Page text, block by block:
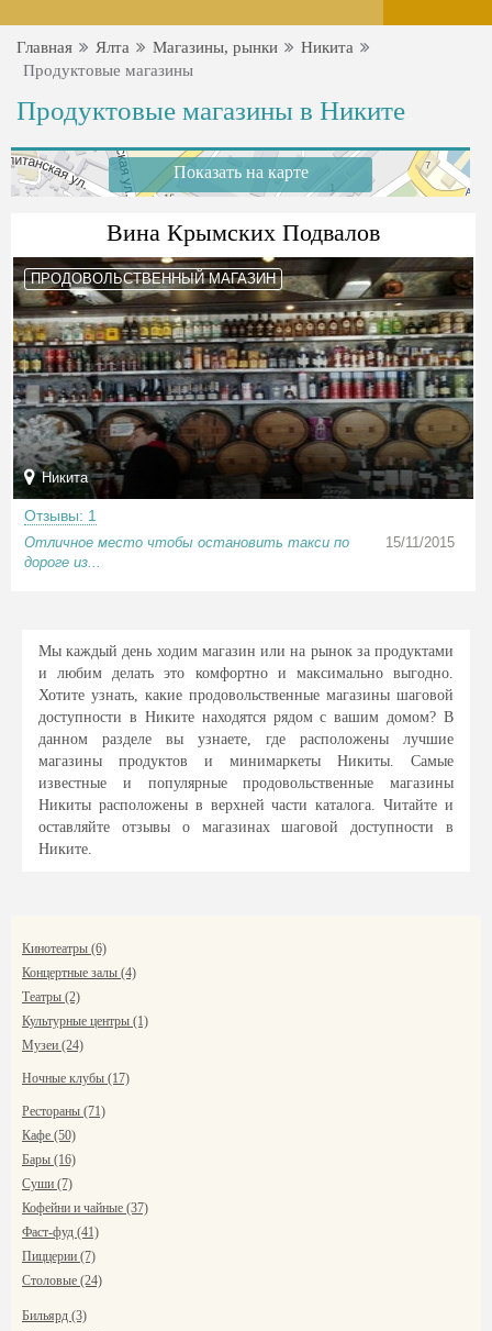
Главная Ялта Магазины, рынки
Никита
Продуктовые магазины
Продуктовые магазины в Никите
Показать на карте
Вина Крымских Подвалов
ПРОДОВОЛЬСТВЕННЫЙ МАГАЗИН
Никита
Отзывы: 1
Отличное место чтобы остановить такси по
дороге из...
15/11/2015
Мы каждый день ходим магазин или на рынок за продуктами
и любим делать это комфортно и максимально выгодно.
Хотите узнать, какие продовольственные магазины шаговой
доступности в Никите находятся рядом с вашим домом? В
данном разделе вы узнаете, где расположены лучшие
магазины продуктов и минимаркеты Никиты. Самые
известные и популярные продовольственные магазины
Никиты расположены в верхней части каталога. Читайте и
оставляйте отзывы о магазинах шаговой доступности в
Никите.
Кинотеатры (6)
Концертные залы (4)
Театры (2)
Культурные центры (1)
Музеи (24)
Ночные клубы (17)
Рестораны (71)
Кафе (50)
Бары (16)
Суши (7)
Кофейни и чайные (37)
Фаст-фуд (41)
Пиццерии (7)
Столовые (24)
Бильярд (3)